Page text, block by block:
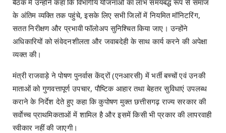
के अंतिम व्यक्ति तक पहुंचे, इसके लिए सभी जिलों में नियमित मॉनिटरिंग,
सतत निरीक्षण और प्रभावी फॉलोअप सुनिश्चित किया जाए। उन्होंने
अधिकारियों को संवेदनशीलता और जवाबदेही के साथ कार्य करने की अपेक्षा
व्यक्त की।
मंत्री राजवाड़े ने पोषण पुनर्वास केंद्रों (एनआरसी) में भर्ती बच्चों एवं उनकी
माताओं को गुणवत्तापूर्ण उपचार, पौष्टिक आहार तथा बेहतर सुविधाएं उपलब्ध
कराने के निर्देश देते हुए कहा कि कुपोषण मुक्त छत्तीसगढ़ राज्य सरकार की
सर्वाेच्च प्राथमिकताओं में शामिल है और इसमें किसी भी प्रकार की लापरवाही
स्वीकार नहीं की जाएगी।